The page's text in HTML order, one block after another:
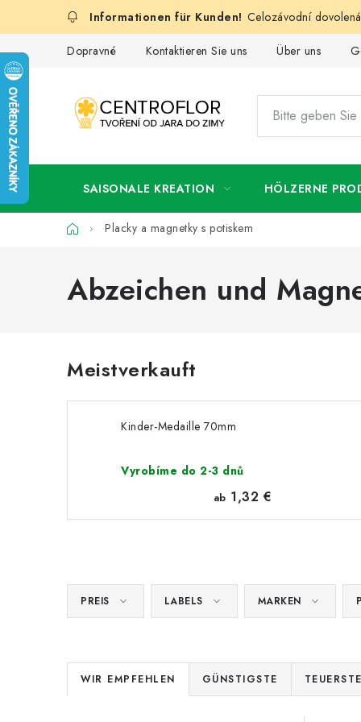
Celozávodní
Dopravné Kontaktieren Sie uns Über uns
SAISONALE KREATION HÖLZERNE
StartseitePlacky a magnetky s potiskem
Abzeichen und
Meistverkauft
Kinder-Medaille 70mm
Vyrobíme do 2-3 dnů
ab 1,32 €
PREIS LABELS MARKEN
P
r
WIR EMPFEHLEN GÜNSTIGSTE TEUERSTE